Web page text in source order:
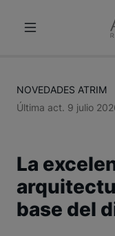
NOVEDADES ATRIM
Última act. 9 julio
La
base del